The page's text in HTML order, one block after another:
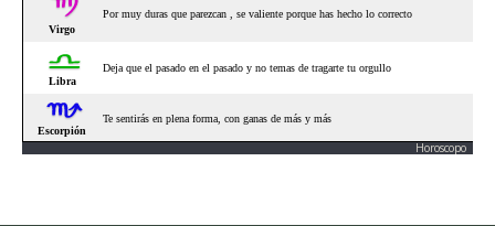
Horoscopo